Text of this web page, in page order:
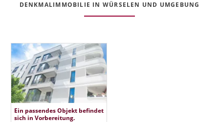
DENKMALIMMOBILIE IN WÜRSELEN UND UMGEBUNG
Ein passendes Objekt befindet
sich in Vorbereitung.